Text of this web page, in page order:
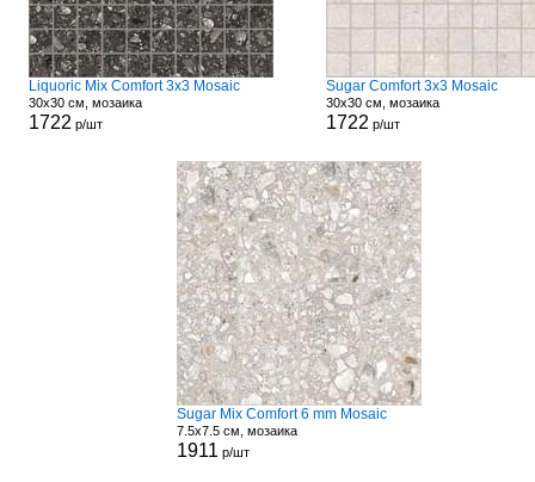
Liquoric Mix Comfort 3x3 Mosaic
30x30 см, мозаика
1722 р/шт
Sugar Comfort 3x3 Mosaic
30x30 см, мозаика
1722 р/шт
Sugar Mix Comfort 6 mm Mosaic
7.5x7.5 см, мозаика
1911 р/шт